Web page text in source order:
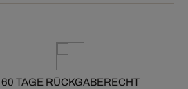
60 TAGE RÜCKGABERECHT